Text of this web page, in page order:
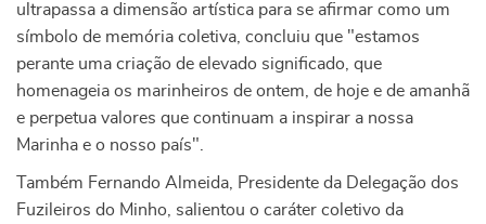
ultrapassa a dimensão artística para se afirmar como um
símbolo de memória coletiva, concluiu que "estamos
perante uma criação de elevado significado, que
homenageia os marinheiros de ontem, de hoje e de amanhã
e perpetua valores que continuam a inspirar a nossa
Marinha e o nosso país".
Também Fernando Almeida, Presidente da Delegação dos
Fuzileiros do Minho, salientou o caráter coletivo da